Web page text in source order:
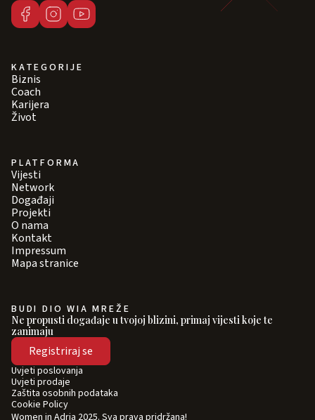
KATEGORIJE
Biznis
Coach
Karijera
Život
PLATFORMA
Vijesti
Network
Događaji
Projekti
O nama
Kontakt
Impressum
Mapa stranice
BUDI DIO WIA MREŽE
Ne propusti događaje u tvojoj blizini, primaj vijesti koje te
zanimaju
Registriraj se
Women in Adria 2025. Sva prava pridržana!
Uvjeti poslovanja
Uvjeti prodaje
Zaštita osobnih podataka
Cookie Policy